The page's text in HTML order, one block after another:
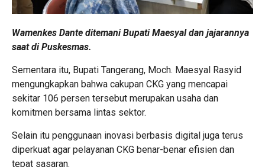
Wamenkes Dante ditemani Bupati Maesyal dan jajarannya
saat di Puskesmas.
Sementara itu, Bupati Tangerang, Moch. Maesyal Rasyid
mengungkapkan bahwa cakupan CKG yang mencapai
sekitar 106 persen tersebut merupakan usaha dan
komitmen bersama lintas sektor.
Selain itu penggunaan inovasi berbasis digital juga terus
diperkuat agar pelayanan CKG benar-benar efisien dan
tepat sasaran.